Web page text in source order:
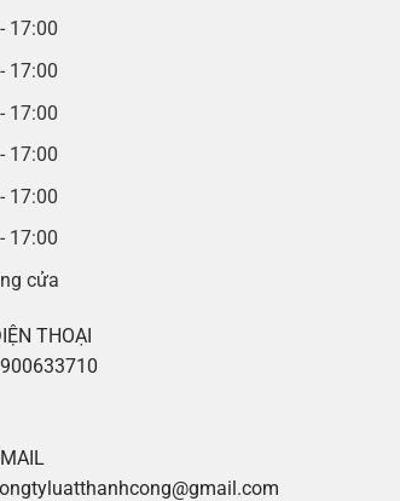
17:00
17:00
17:00
17:00
17:00
17:00
cửa
THOẠI